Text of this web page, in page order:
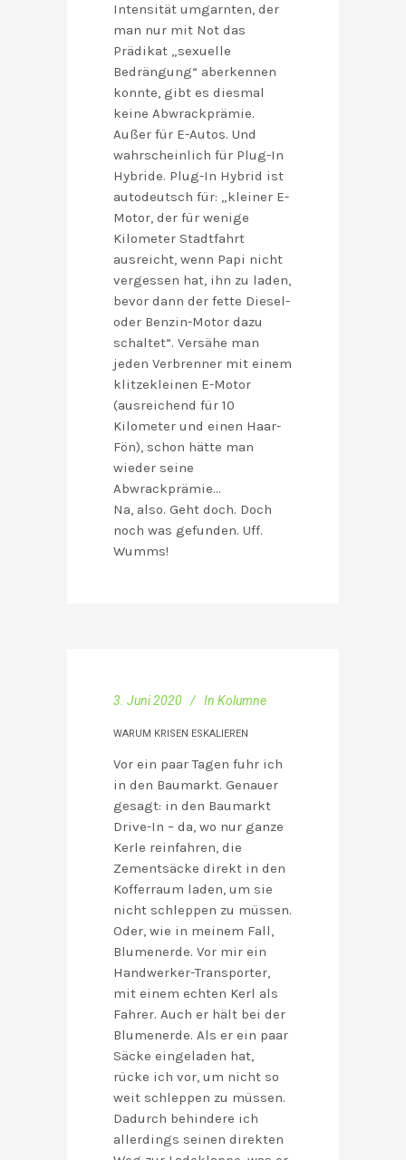
Intensität umgarnten, der
man nur mit Not das
Prädikat „sexuelle
Bedrängung“ aberkennen
konnte, gibt es diesmal
keine Abwrackprämie.
Außer für E-Autos. Und
wahrscheinlich für Plug-In
Hybride. Plug-In Hybrid ist
autodeutsch für: „kleiner E-
Motor, der für wenige
Kilometer Stadtfahrt
ausreicht, wenn Papi nicht
vergessen hat, ihn zu laden,
bevor dann der fette Diesel-
oder Benzin-Motor dazu
schaltet“. Versähe man
jeden Verbrenner mit einem
klitzekleinen E-Motor
(ausreichend für 10
Kilometer und einen Haar-
Fön), schon hätte man
wieder seine
Abwrackprämie…
Na, also. Geht doch. Doch
noch was gefunden. Uff.
Wumms!
3. Juni 2020 In Kolumne
WARUM KRISEN ESKALIEREN
Vor ein paar Tagen fuhr ich
in den Baumarkt. Genauer
gesagt: in den Baumarkt
Drive-In – da, wo nur ganze
Kerle reinfahren, die
Zementsäcke direkt in den
Kofferraum laden, um sie
nicht schleppen zu müssen.
Oder, wie in meinem Fall,
Blumenerde. Vor mir ein
Handwerker-Transporter,
mit einem echten Kerl als
Fahrer. Auch er hält bei der
Blumenerde. Als er ein paar
Säcke eingeladen hat,
rücke ich vor, um nicht so
weit schleppen zu müssen.
Dadurch behindere ich
allerdings seinen direkten